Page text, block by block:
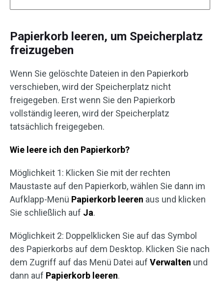
Papierkorb leeren, um Speicherplatz
freizugeben
Wenn Sie gelöschte Dateien in den Papierkorb
verschieben, wird der Speicherplatz nicht
freigegeben. Erst wenn Sie den Papierkorb
vollständig leeren, wird der Speicherplatz
tatsächlich freigegeben.
Wie leere ich den Papierkorb?
Möglichkeit 1: Klicken Sie mit der rechten
Maustaste auf den Papierkorb, wählen Sie dann im
Aufklapp-Menü Papierkorb leeren aus und klicken
Sie schließlich auf Ja.
Möglichkeit 2: Doppelklicken Sie auf das Symbol
des Papierkorbs auf dem Desktop. Klicken Sie nach
dem Zugriff auf das Menü Datei auf Verwalten und
dann auf Papierkorb leeren.